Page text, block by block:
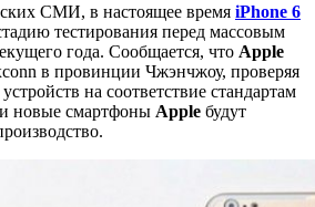
СМИ, в настоящее время iPhone 6
тестирования перед массовым
года. Сообщается, что Apple
в провинции Чжэнчжоу, проверяя
на соответствие стандартам
новые смартфоны Apple будут